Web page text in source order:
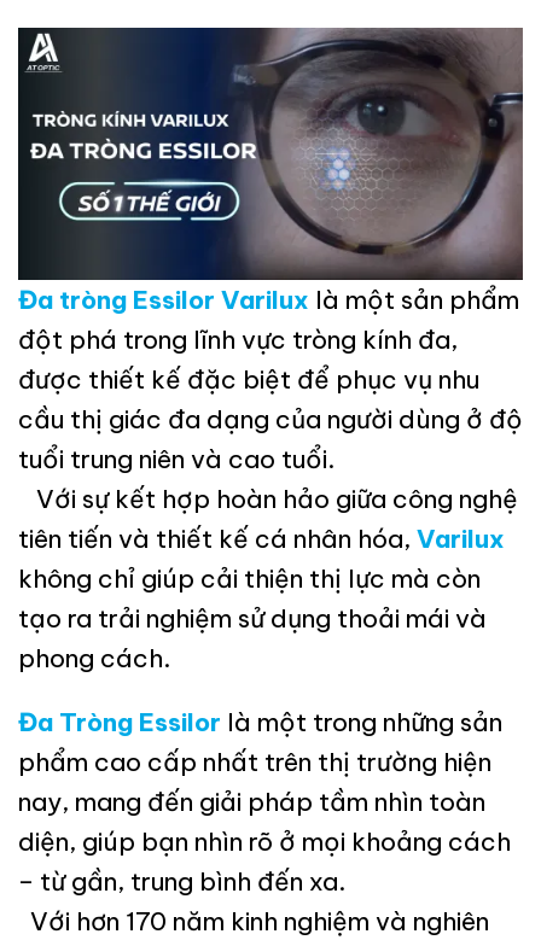
Đa tròng Essilor Varilux là một sản phẩm
đột phá trong lĩnh vực tròng kính đa,
được thiết kế đặc biệt để phục vụ nhu
cầu thị giác đa dạng của người dùng ở độ
tuổi trung niên và cao tuổi.
Với sự kết hợp hoàn hảo giữa công nghệ
tiên tiến và thiết kế cá nhân hóa, Varilux
không chỉ giúp cải thiện thị lực mà còn
tạo ra trải nghiệm sử dụng thoải mái và
phong cách.
Đa Tròng Essilor là một trong những sản
phẩm cao cấp nhất trên thị trường hiện
nay, mang đến giải pháp tầm nhìn toàn
diện, giúp bạn nhìn rõ ở mọi khoảng cách
– từ gần, trung bình đến xa.
Với hơn 170 năm kinh nghiệm và nghiên